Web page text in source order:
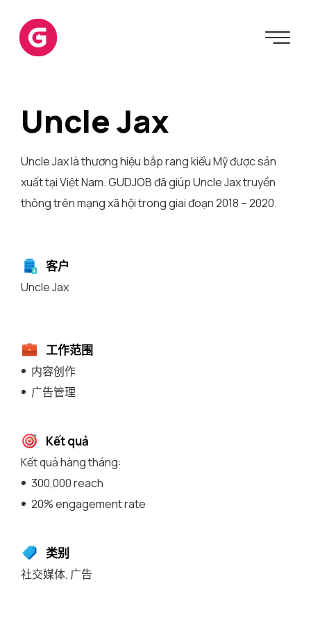
Uncle Jax
Uncle Jax là thương hiệu bắp rang kiểu Mỹ được sản
xuất tại Việt Nam. GUDJOB đã giúp Uncle Jax truyền
thông trên mạng xã hội trong giai đoạn 2018 – 2020.
客户
Uncle Jax
工作范围
内容创作
广告管理
Kết quả
Kết quả hàng tháng:
300,000 reach
20% engagement rate
类别
社交媒体, 广告